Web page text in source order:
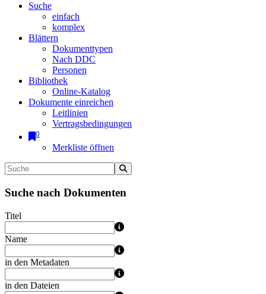
Suche
einfach
komplex
Blättern
Dokumenttypen
Nach DDC
Personen
Bibliothek
Online-Katalog
Dokumente einreichen
Leitlinien
Vertragsbedingungen
0
Merkliste öffnen
Suche nach Dokumenten
Titel
Name
in den Metadaten
in den Dateien